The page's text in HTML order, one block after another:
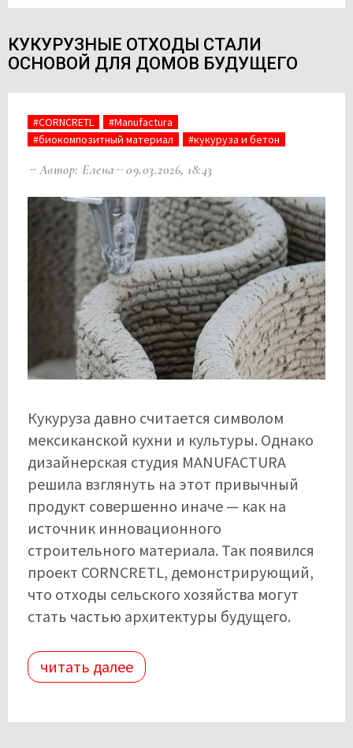
КУКУРУЗНЫЕ ОТХОДЫ СТАЛИ
ОСНОВОЙ ДЛЯ ДОМОВ БУДУЩЕГО
#CORNCRETL
#Manufactura
#биокомпозитный материал
#кукуруза и бетон
Автор: Елена 09.03.2026, 18:43
Кукуруза давно считается символом
мексиканской кухни и культуры. Однако
дизайнерская студия MANUFACTURA
решила взглянуть на этот привычный
продукт совершенно иначе — как на
источник инновационного
строительного материала. Так появился
проект CORNCRETL, демонстрирующий,
что отходы сельского хозяйства могут
стать частью архитектуры будущего.
читать далее